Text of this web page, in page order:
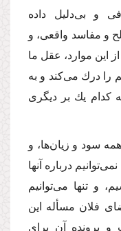
و بى‌دلیل داده
و مفاسد واقعى، و
این موارد، عقل ما
را درك مى‌كند و به
كدام یك بر دیگرى
سود و زیان‌ها، و
درباره آنها
و تنها مى‌توانیم
فلان مسأله این
پرونده آن براى